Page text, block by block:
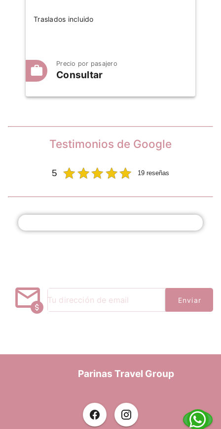
Traslados incluido
Precio por pasajero
Consultar
Testimonios de Google
5 19 reseñas
Enviar
Parinas Travel Group
información vía Whatsapp